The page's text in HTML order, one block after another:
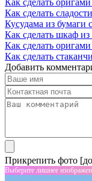
Как сделать
Как сделать
Кусудама из бумаги
Как сделать шкаф
Как сделать
Как сделать
Добавить
Прикрепить фото
Выберите лишнее